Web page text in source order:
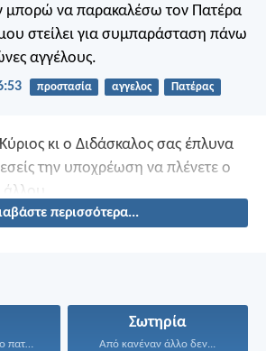
μπορώ να παρακαλέσω τον Πατέρα
στείλει για συμπαράσταση πάνω
αγγέλους.
προστασία αγγελος Πατέρας
κι ο Διδάσκαλος σας έπλυνα
την υποχρέωση να πλένετε ο
περισσότερα...
Όπως σπλαχνίζεται ο πατέρας...
Σωτηρία
Από κανέναν άλλο δεν...